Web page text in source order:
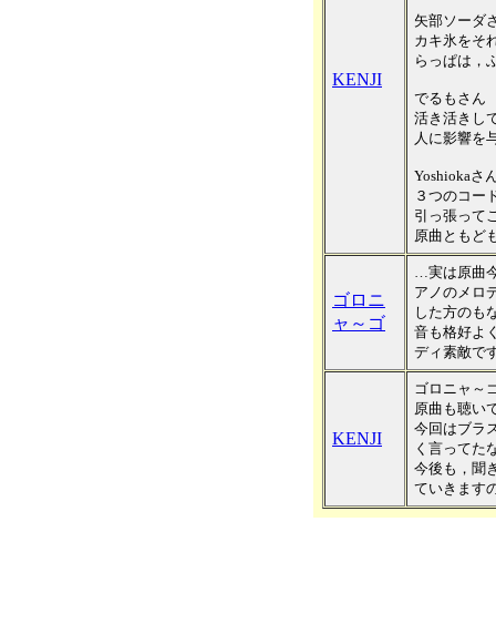
KENJI
矢部ソーダ
カキ氷をそ
らっぱは，
でるもさん
活き活きし
人に影響を
Yoshiokaさ
３つのコー
引っ張って
原曲ともど
ゴロニ
ャ～ゴ
…実は原曲
アノのメロ
した方のも
音も格好よ
ディ素敵で
KENJI
ゴロニャ～
原曲も聴い
今回はブラ
く言ってた
今後も，聞
ていきます